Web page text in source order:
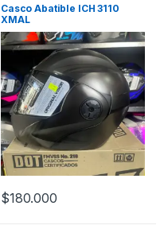
Casco Abatible ICH 3110
XMAL
$180.000
Este producto tiene múltiples